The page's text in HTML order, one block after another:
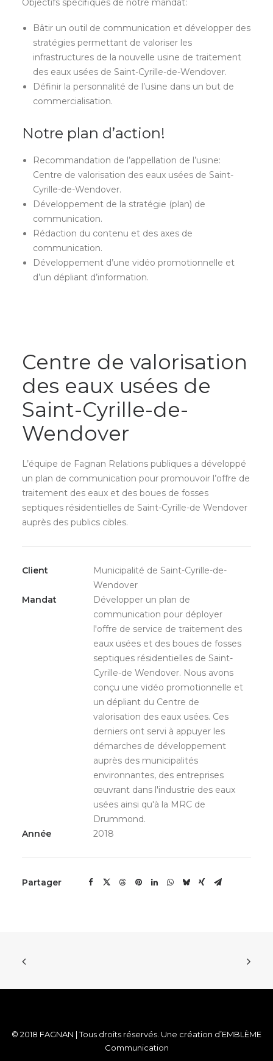
Objectifs spécifiques de notre mandat:
Bâtir un outil de communication et développer des
stratégies permettant de valoriser les
infrastructures de la nouvelle usine de traitement
des eaux usées de Saint-Cyrille-de-Wendover.
Définir la personnalité de l’usine dans un but de
commercialisation.
Notre plan d’action!
Recommandation de l’appellation de l’usine:
Centre de valorisation des eaux usées de Saint-
Cyrille-de-Wendover.
Développement de la stratégie (plan) de
communication.
Rédaction du contenu et des axes de
communication.
Développement d’une vidéo promotionnelle et
d’un dépliant d’information.
Centre de valorisation
des eaux usées de
Saint-Cyrille-de-
Wendover
L’équipe de Fagnan Relations publiques a développé
un plan de communication pour promouvoir l’offre de
traitement des eaux et des boues de fosses
septiques résidentielles de Saint-Cyrille-de Wendover
auprès des publics cibles.
Client
Municipalité de Saint-Cyrille-de-
Wendover
Mandat
Développer un plan de
communication pour déployer
l'offre de service de traitement des
eaux usées et des boues de fosses
septiques résidentielles de Saint-
Cyrille-de Wendover. Nous avons
conçu une vidéo promotionnelle et
un dépliant du Centre de
valorisation des eaux usées. Ces
derniers ont servi à appuyer les
démarches de développement
auprès des municipalités
environnantes, des entreprises
œuvrant dans l'industrie des eaux
usées ainsi qu'à la MRC de
Drummond.
Année
2018
Partager
© 2018 FAGNAN | Tous droits réservés. Une création d’EMBLÈME
Communication